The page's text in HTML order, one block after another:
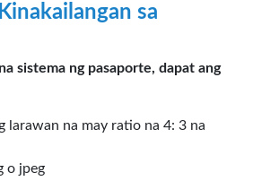
sa
sistema ng pasaporte, dapat ang
larawan na may ratio na 4: 3 na
o jpeg